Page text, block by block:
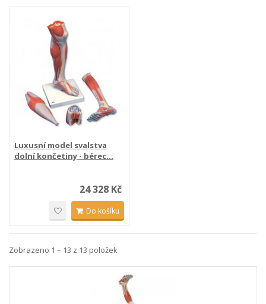
Luxusní model svalstva
dolní končetiny - bérec...
24 328 Kč
Do košíku
Zobrazeno 1 – 13 z 13 položek